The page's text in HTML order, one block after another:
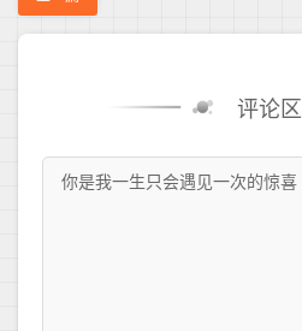
评论区